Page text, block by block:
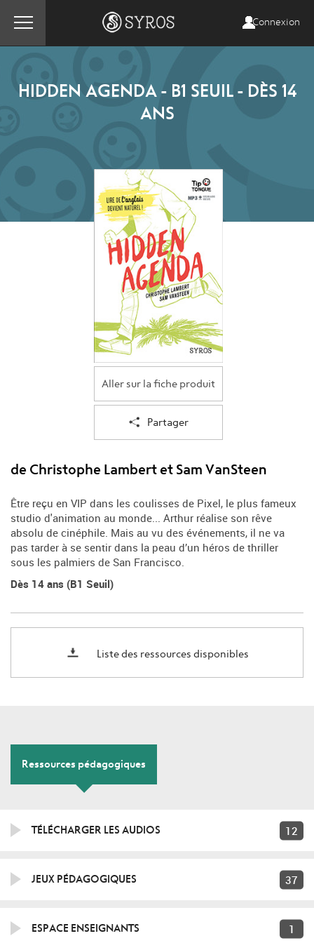
Connexion
HIDDEN AGENDA - B1 SEUIL - DÈS 14
ANS
Aller sur la fiche produit
Partager
de Christophe Lambert et Sam VanSteen
Être reçu en VIP dans les coulisses de Pixel, le plus fameux
studio d'animation au monde... Arthur réalise son rêve
absolu de cinéphile. Mais au vu des événements, il ne va
pas tarder à se sentir dans la peau d’un héros de thriller
sous les palmiers de San Francisco.
Dès 14 ans (B1 Seuil)
Liste des ressources disponibles
Ressources pédagogiques
TÉLÉCHARGER LES AUDIOS 12
JEUX PÉDAGOGIQUES 37
ESPACE ENSEIGNANTS 1